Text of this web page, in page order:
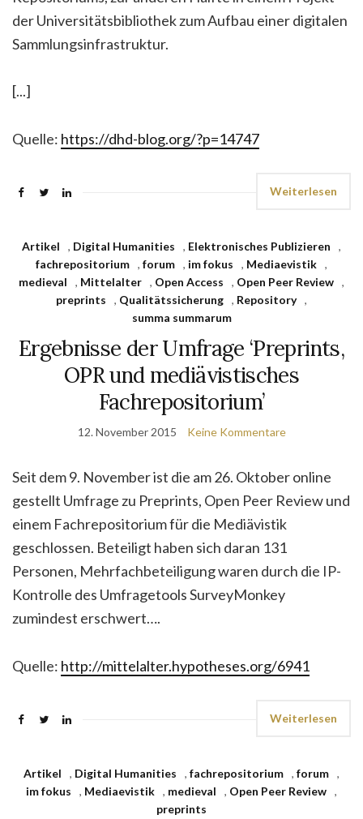
der Universitätsbibliothek zum Aufbau einer digitalen
Sammlungsinfrastruktur.
[...]
Quelle: https://dhd-blog.org/?p=14747
Weiterlesen
Artikel , Digital Humanities , Elektronisches Publizieren
,
fachrepositorium , forum , im fokus , Mediaevistik ,
medieval
, Mittelalter , Open Access , Open Peer Review ,
preprints
, Qualitätssicherung , Repository ,
summa summarum
Ergebnisse der Umfrage ‘Preprints,
OPR und mediävistisches
Fachrepositorium’
12. November 2015 Keine Kommentare
Seit dem 9. November ist die am 26. Oktober online
gestellt Umfrage zu Preprints, Open Peer Review und
einem Fachrepositorium für die Mediävistik
geschlossen. Beteiligt haben sich daran 131
Personen, Mehrfachbeteiligung waren durch die IP-
Kontrolle des Umfragetools SurveyMonkey
zumindest erschwert….
Quelle: http://mittelalter.hypotheses.org/6941
Weiterlesen
Artikel , Digital Humanities , fachrepositorium , forum ,
im fokus
, Mediaevistik , medieval , Open Peer Review ,
preprints